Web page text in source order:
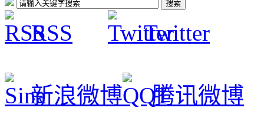
RSS Twitter
新浪微博 腾讯微博